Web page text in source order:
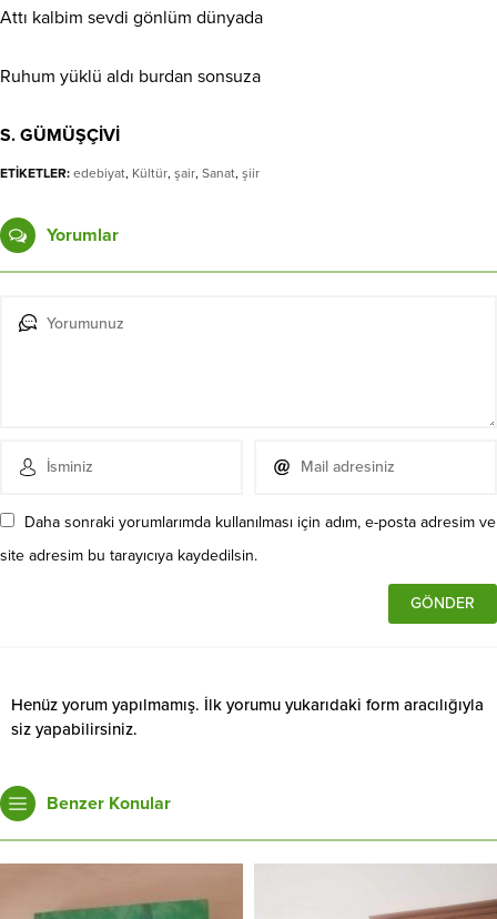
Attı kalbim sevdi gönlüm dünyada
Ruhum yüklü aldı burdan sonsuza
S. GÜMÜŞÇİVİ
ETİKETLER: edebiyat, Kültür, şair, Sanat, şiir
Yorumlar
Daha sonraki yorumlarımda kullanılması için adım, e-posta adresim ve
site adresim bu tarayıcıya kaydedilsin.
Henüz yorum yapılmamış. İlk yorumu yukarıdaki form aracılığıyla
siz yapabilirsiniz.
Benzer Konular